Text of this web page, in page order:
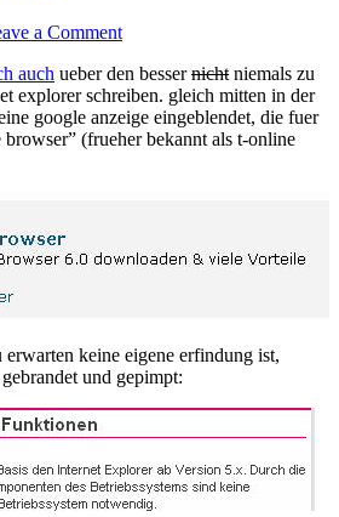
a Commenton
alternativer
browser
auch ueber den bessernicht niemals zu
explorer schreiben. gleich mitten in der
google anzeige eingeblendet, die fuer
(frueher bekannt als t-online
keine eigene erfindung ist,
und gepimpt: